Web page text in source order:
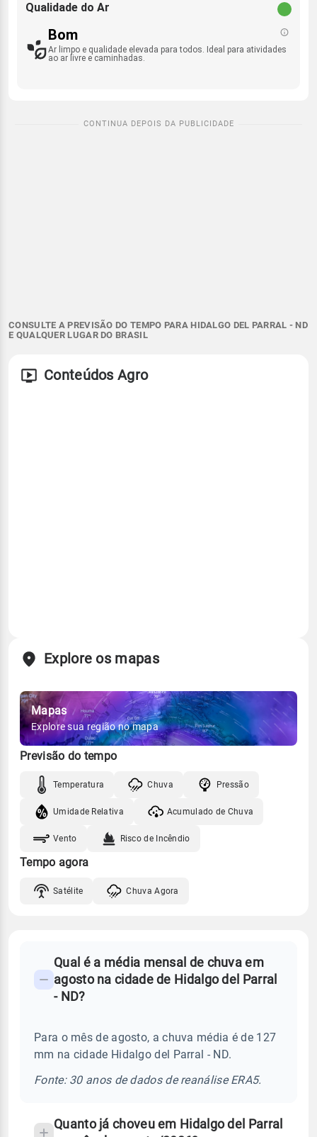
Qualidade do Ar
Bom
Ar limpo e qualidade elevada para todos. Ideal para atividades
ao ar livre e caminhadas.
CONSULTE A PREVISÃO DO TEMPO PARA HIDALGO DEL PARRAL - ND
E QUALQUER LUGAR DO BRASIL
Conteúdos Agro
Explore os mapas
Mapas
Explore sua região no mapa
Previsão do tempo
Temperatura Chuva Pressão
Umidade Relativa Acumulado de Chuva
Vento Risco de Incêndio
Tempo agora
Satélite Chuva Agora
Perguntas
frequentes
chuva
temperatura
Qual é a média mensal de chuva em
agosto na cidade de Hidalgo del Parral
- ND?
Para o mês de agosto, a chuva média é de 127
mm na cidade Hidalgo del Parral - ND.
Fonte: 30 anos de dados de reanálise ERA5.
Quanto já choveu em Hidalgo del Parral